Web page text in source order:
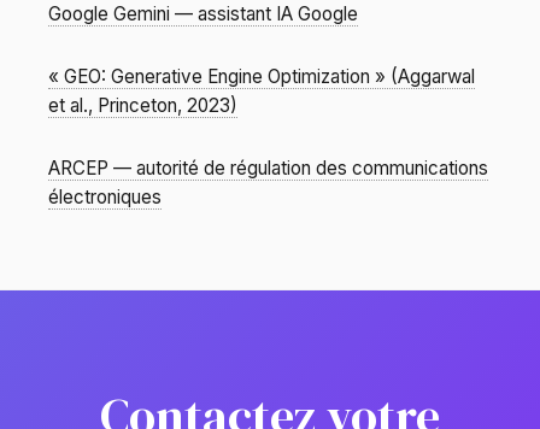
Google Gemini — assistant IA Google
« GEO: Generative Engine Optimization » (Aggarwal
et al., Princeton, 2023)
ARCEP — autorité de régulation des communications
électroniques
Contactez votre